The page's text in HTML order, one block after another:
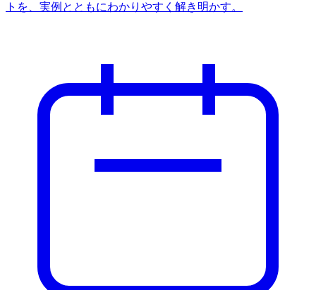
トを、実例とともにわかりやすく解き明かす。